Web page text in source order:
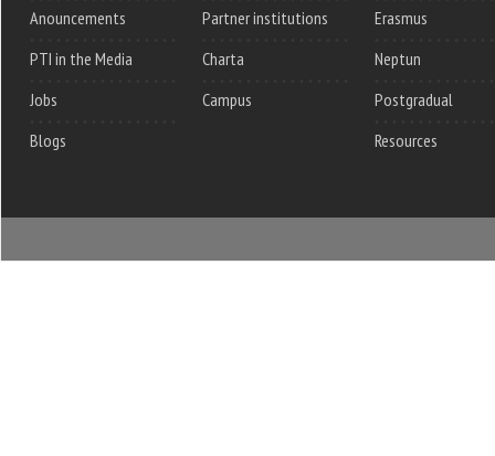
Anouncements
PTI in the Media
Jobs
Blogs
Partner institutions
Charta
Campus
Erasmus
Neptun
Postgradual
Resources